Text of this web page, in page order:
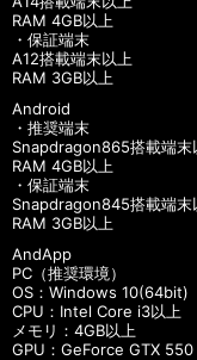
RAM 4GB以上
・保証端末
A12搭載端末以上
RAM 3GB以上
Android
・推奨端末
Snapdragon865搭載端末
RAM 4GB以上
・保証端末
Snapdragon845搭載端末
RAM 3GB以上
AndApp
PC（推奨環境）
OS：Windows 10(64bit)
CPU：Intel Core i3以上
メモリ：4GB以上
GPU：GeForce GTX 550